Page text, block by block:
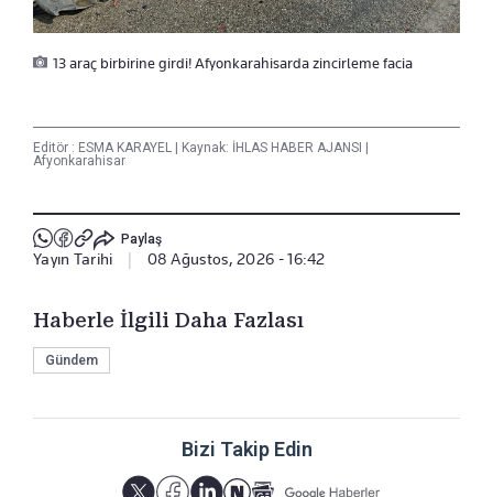
13 araç birbirine girdi! Afyonkarahisarda zincirleme facia
Editör : ESMA KARAYEL | Kaynak: İHLAS HABER AJANSI |
Afyonkarahisar
Paylaş
Yayın Tarihi 08 Ağustos, 2026 - 16:42
Haberle İlgili Daha Fazlası
Gündem
Bizi Takip Edin